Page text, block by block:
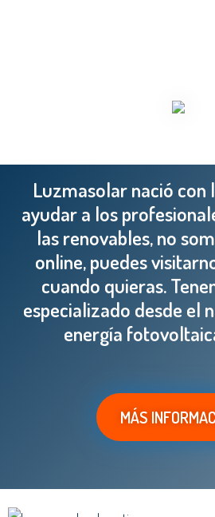
Luzmasolar nació con
ayudar a los
las renovables, no
online, puedes
cuando quieras.
especializado desde el
energía
MÁS